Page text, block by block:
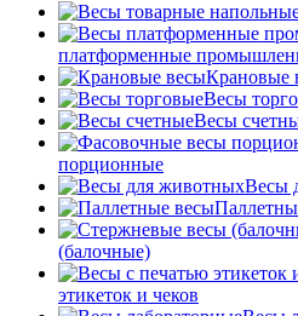
платформенные
Крановые
Весы
Весы
порционные
Весы
(балочные)
этикеток и чеков